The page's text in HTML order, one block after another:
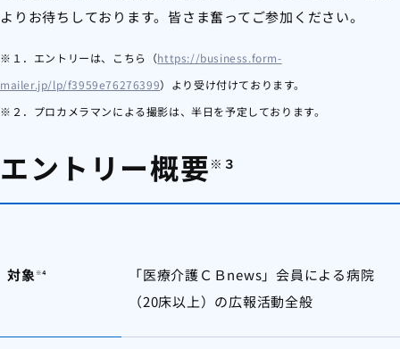
よりお待ちしております。皆さま奮ってご参加ください。
※１．エントリーは、こちら（https://business.form-
mailer.jp/lp/f3959e76276399）より受け付けております。
※２．プロカメラマンによる撮影は、半日を予定しております。
エントリー概要 ※３
対象 ※４
「医療介護ＣＢnews」会員による病院
（20床以上）の広報活動全般